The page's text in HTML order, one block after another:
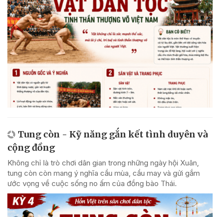
Tung còn - Kỹ năng gắn kết tình duyên và
cộng đồng
Không chỉ là trò chơi dân gian trong những ngày hội Xuân,
tung còn còn mang ý nghĩa cầu mùa, cầu may và gửi gắm
ước vọng về cuộc sống no ấm của đồng bào Thái.